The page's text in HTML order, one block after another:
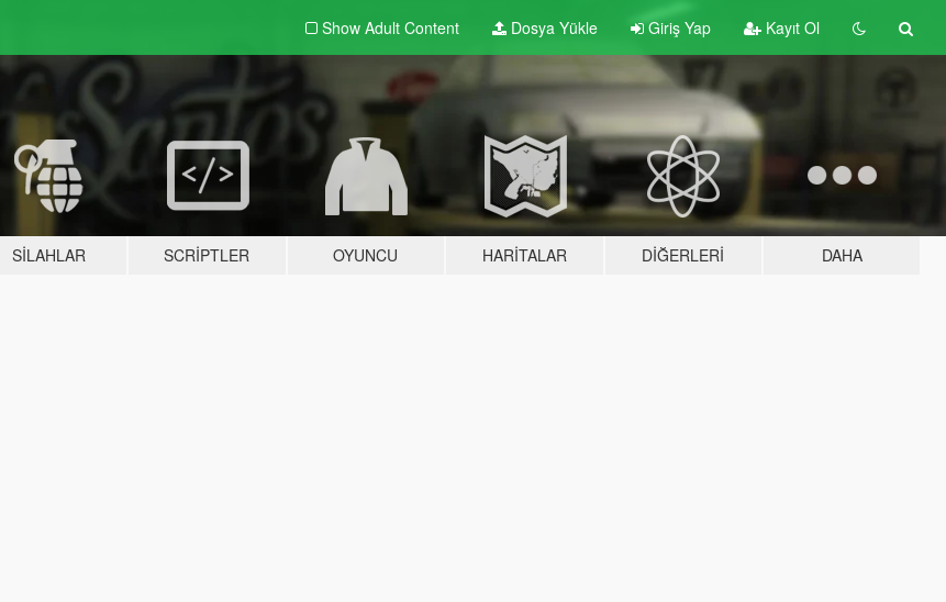
Show Adult Content Dosya Yükle Giriş Yap Kayıt Ol
SILAHLAR SCRIPTLER OYUNCU HARITALAR DIĞERLERI DAHA